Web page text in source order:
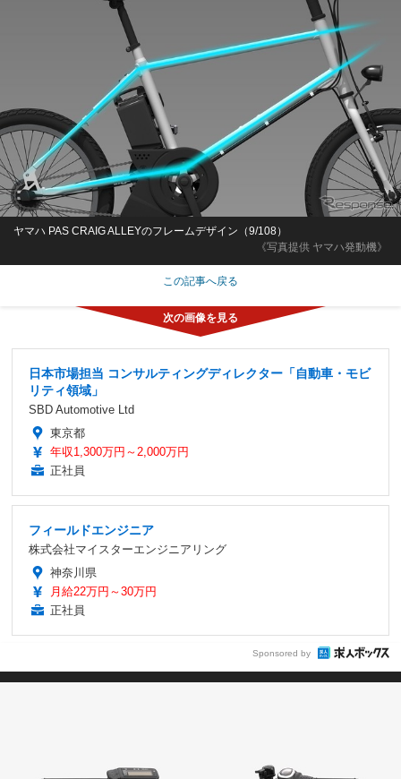
《写真提供 ヤマハ発動機》
ヤマハ PAS CRAIG ALLEYのフレームデザイン（9/108）
この記事へ戻る
日本市場担当 コンサルティングディレクター「自動車・モビ
リティ領域」
SBD Automotive Ltd
東京都
年収1,300万円～2,000万円
正社員
フィールドエンジニア
株式会社マイスターエンジニアリング
神奈川県
月給22万円～30万円
正社員
Sponsored by